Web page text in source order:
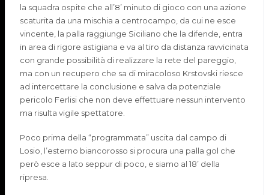
la squadra ospite che all’8’ minuto di gioco con una azione
scaturita da una mischia a centrocampo, da cui ne esce
vincente, la palla raggiunge Siciliano che la difende, entra
in area di rigore astigiana e va al tiro da distanza ravvicinata
con grande possibilità di realizzare la rete del pareggio,
ma con un recupero che sa di miracoloso Krstovski riesce
ad intercettare la conclusione e salva da potenziale
pericolo Ferlisi che non deve effettuare nessun intervento
ma risulta vigile spettatore.
Poco prima della “programmata” uscita dal campo di
Losio, l’esterno biancorosso si procura una palla gol che
però esce a lato seppur di poco, e siamo al 18’ della
ripresa.